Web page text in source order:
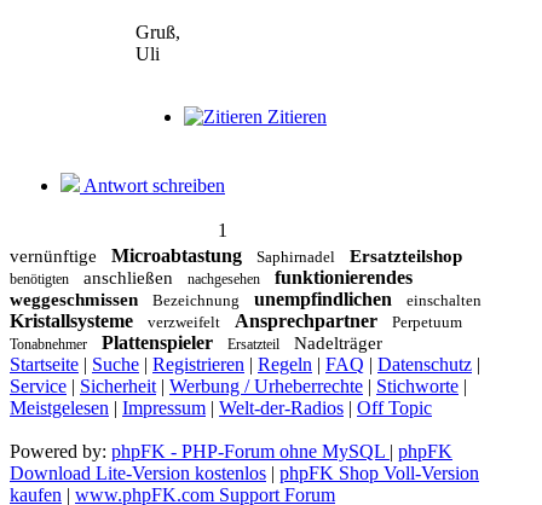
Gruß,
Uli
Zitieren
Antwort schreiben
1
vernünftige Microabtastung Saphirnadel Ersatzteilshop
benötigten anschließen nachgesehen funktionierendes
weggeschmissen Bezeichnung unempfindlichen einschalten
Kristallsysteme verzweifelt Ansprechpartner Perpetuum
Tonabnehmer Plattenspieler Ersatzteil Nadelträger
Startseite | Suche | Registrieren | Regeln | FAQ | Datenschutz |
Service | Sicherheit | Werbung / Urheberrechte | Stichworte |
Meistgelesen | Impressum | Welt-der-Radios | Off Topic
Powered by: phpFK - PHP-Forum ohne MySQL | phpFK
Download Lite-Version kostenlos | phpFK Shop Voll-Version
kaufen | www.phpFK.com Support Forum